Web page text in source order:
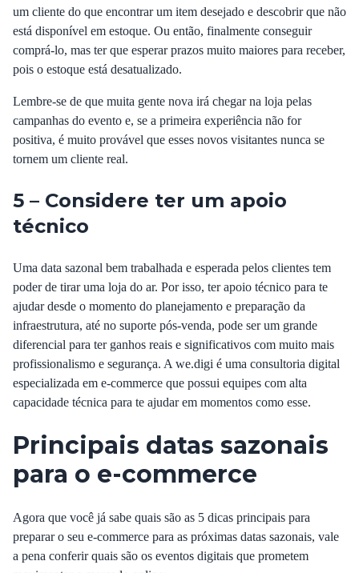
um cliente do que encontrar um item desejado e descobrir que não
está disponível em estoque. Ou então, finalmente conseguir
comprá-lo, mas ter que esperar prazos muito maiores para receber,
pois o estoque está desatualizado.
Lembre-se de que muita gente nova irá chegar na loja pelas
campanhas do evento e, se a primeira experiência não for
positiva, é muito provável que esses novos visitantes nunca se
tornem um cliente real.
5 – Considere ter um apoio
técnico
Uma data sazonal bem trabalhada e esperada pelos clientes tem
poder de tirar uma loja do ar. Por isso, ter apoio técnico para te
ajudar desde o momento do planejamento e preparação da
infraestrutura, até no suporte pós-venda, pode ser um grande
diferencial para ter ganhos reais e significativos com muito mais
profissionalismo e segurança. A we.digi é uma consultoria digital
especializada em e-commerce que possui equipes com alta
capacidade técnica para te ajudar em momentos como esse.
Principais datas sazonais
para o e-commerce
Agora que você já sabe quais são as 5 dicas principais para
preparar o seu e-commerce para as próximas datas sazonais, vale
a pena conferir quais são os eventos digitais que prometem